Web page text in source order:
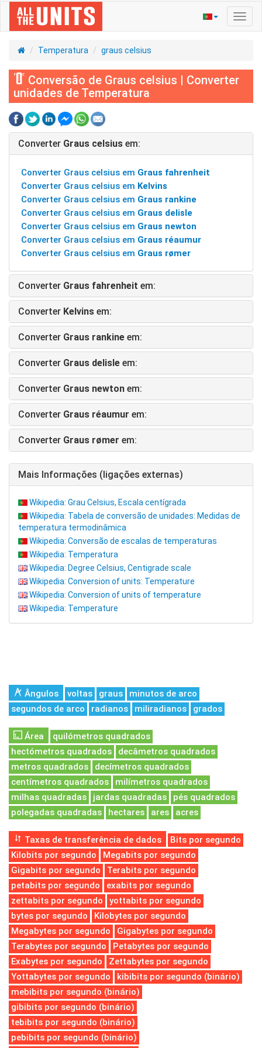
Temperatura graus celsius
Conversão de Graus celsius | Converter
unidades de Temperatura
Converter Graus celsius em:
Converter Graus celsius em Graus fahrenheit
Converter Graus celsius em Kelvins
Converter Graus celsius em Graus rankine
Converter Graus celsius em Graus delisle
Converter Graus celsius em Graus newton
Converter Graus celsius em Graus réaumur
Converter Graus celsius em Graus rømer
Converter Graus fahrenheit em:
Converter Kelvins em:
Converter Graus rankine em:
Converter Graus delisle em:
Converter Graus newton em:
Converter Graus réaumur em:
Converter Graus rømer em:
Mais Informações (ligações externas)
Wikipedia: Grau Celsius, Escala centígrada
Wikipedia: Tabela de conversão de unidades: Medidas de
temperatura termodinâmica
Wikipedia: Conversão de escalas de temperaturas
Wikipedia: Temperatura
Wikipedia: Degree Celsius, Centigrade scale
Wikipedia: Conversion of units: Temperature
Wikipedia: Conversion of units of temperature
Wikipedia: Temperature
Ângulos voltas graus
minutos de arco
segundos de arco
radianos miliradianos grados
Área
quilómetros quadrados
hectómetros quadrados
decâmetros quadrados
metros quadrados
decímetros quadrados
centímetros quadrados
milímetros quadrados
milhas quadradas
jardas quadradas
pés quadrados
polegadas quadradas
hectares ares acres
Taxas de transferência de dados
Bits por segundo
Kilobits por segundo
Megabits por segundo
Gigabits por segundo
Terabits por segundo
petabits por segundo
exabits por segundo
zettabits por segundo
yottabits por segundo
bytes por segundo
Kilobytes por segundo
Megabytes por segundo
Gigabytes por segundo
Terabytes por segundo
Petabytes por segundo
Exabytes por segundo
Zettabytes por segundo
Yottabytes por segundo
kibibits por segundo (binário)
mebibits por segundo (binário)
gibibits por segundo (binário)
tebibits por segundo (binário)
pebibits por segundo (binário)